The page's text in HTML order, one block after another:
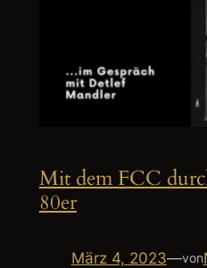
Mit dem FCC
80er
März 4, 2023—von